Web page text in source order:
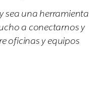
sea una herramienta
a conectarnos y
oficinas y equipos